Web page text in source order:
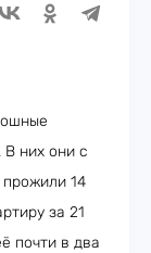
них они с
прожили 14
за 21
почти в два